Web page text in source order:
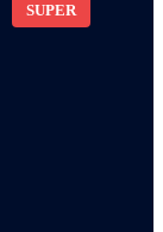
SUPER